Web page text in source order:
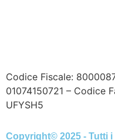
Codice Fiscale:
01074150721 – Codice
UFYSH5
Copyright© 2025 - Tutti